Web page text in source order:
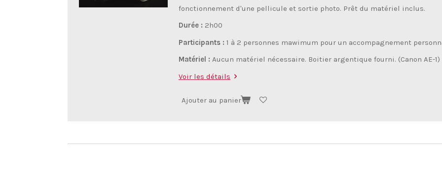
fonctionnement d'une pellicule et sortie photo. Prêt du matériel inclus.
Durée : 2h00
Participants : 1 à 2 personnes mawimum pour un accompagnement
Matériel : Aucun matériel nécessaire. Boitier argentique fourni. (Canon AE-1)
Voir les détails
Ajouter au panier